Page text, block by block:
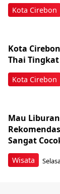
Kota Cirebon
Kota Cirebon
Kota
Thai Tingkat
Wisata
Mau
Sangat